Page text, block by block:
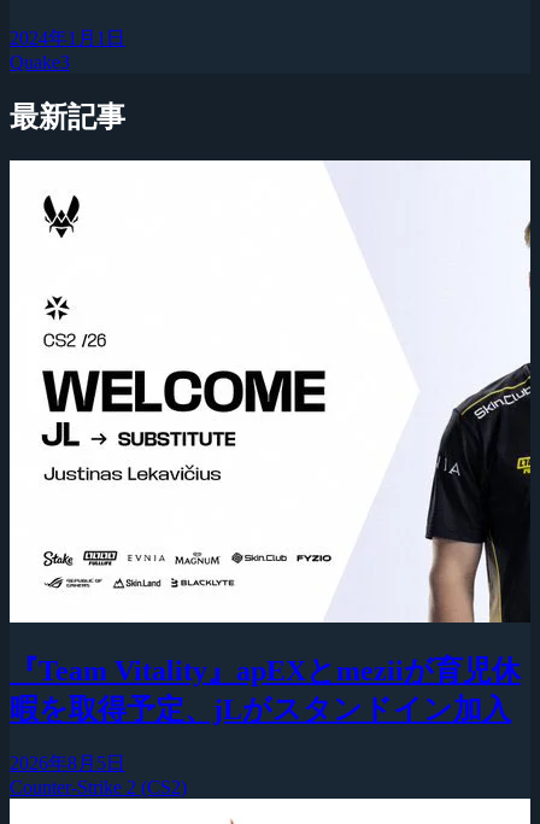
2024年1月1日
Quake3
最新記事
『Team Vitality』apEXとmeziiが育児休
暇を取得予定、jLがスタンドイン加入
2026年8月5日
Counter-Strike 2 (CS2)